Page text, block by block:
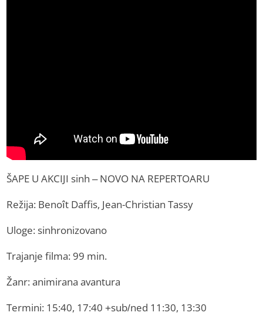
ŠAPE U AKCIJI sinh – NOVO NA REPERTOARU
Režija: Benoît Daffis, Jean-Christian Tassy
Uloge: sinhronizovano
Trajanje filma: 99 min.
Žanr: animirana avantura
Termini: 15:40, 17:40 +sub/ned 11:30, 13:30